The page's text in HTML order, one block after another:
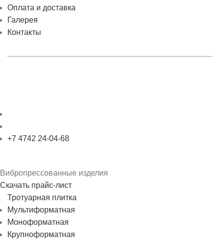
Оплата и доставка
Галерея
Контакты
+7 4742 24-04-68
Вибропрессованные изделия
Скачать прайс-лист
Тротуарная плитка
Мультиформатная
Моноформатная
Крупноформатная